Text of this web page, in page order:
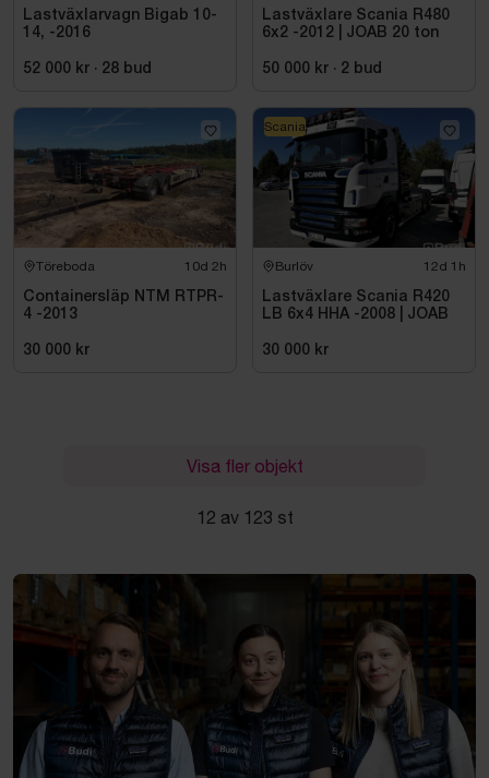
Lastväxlarvagn Bigab 10-
14, -2016
52 000 kr · 28 bud
Lastväxlare Scania R480
6x2 -2012 | JOAB 20 ton
50 000 kr · 2 bud
Töreboda 10d 2h
Containersläp NTM RTPR-
4 -2013
30 000 kr
Burlöv 12d 1h
Lastväxlare Scania R420
LB 6x4 HHA -2008 | JOAB
30 000 kr
Scania
Visa fler objekt
12 av 123 st